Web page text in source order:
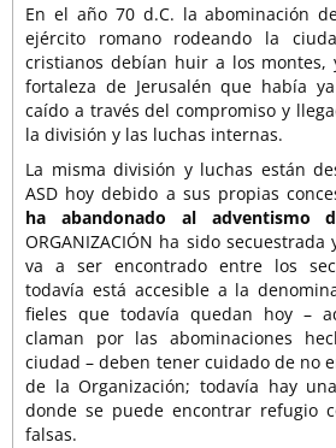
En el año 70 d.C. la abominación
ejército romano rodeando la
cristianos debían huir a los montes,
fortaleza de Jerusalén que había
caído a través del compromiso y
la división y las luchas internas.
La misma división y luchas están
ASD hoy debido a sus propias
ha abandonado al adventismo
ORGANIZACIÓN ha sido
va a ser encontrado entre los
todavía está accesible a la
fieles que todavía quedan hoy –
claman por las abominaciones
ciudad – deben tener cuidado de no
de la Organización; todavía hay una
donde se puede encontrar refugio
falsas.